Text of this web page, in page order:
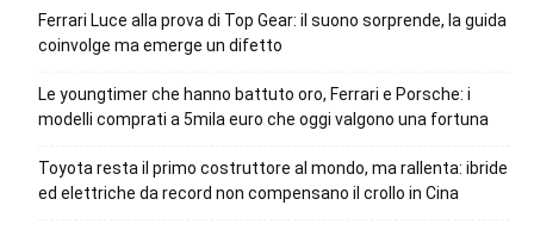
Ferrari Luce alla prova di Top Gear: il suono sorprende, la guida
coinvolge ma emerge un difetto
Le youngtimer che hanno battuto oro, Ferrari e Porsche: i
modelli comprati a 5mila euro che oggi valgono una fortuna
Toyota resta il primo costruttore al mondo, ma rallenta: ibride
ed elettriche da record non compensano il crollo in Cina